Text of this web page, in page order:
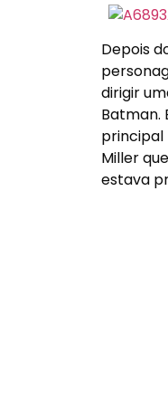
Depois
dirigir
Batman.
principal
Miller
estava